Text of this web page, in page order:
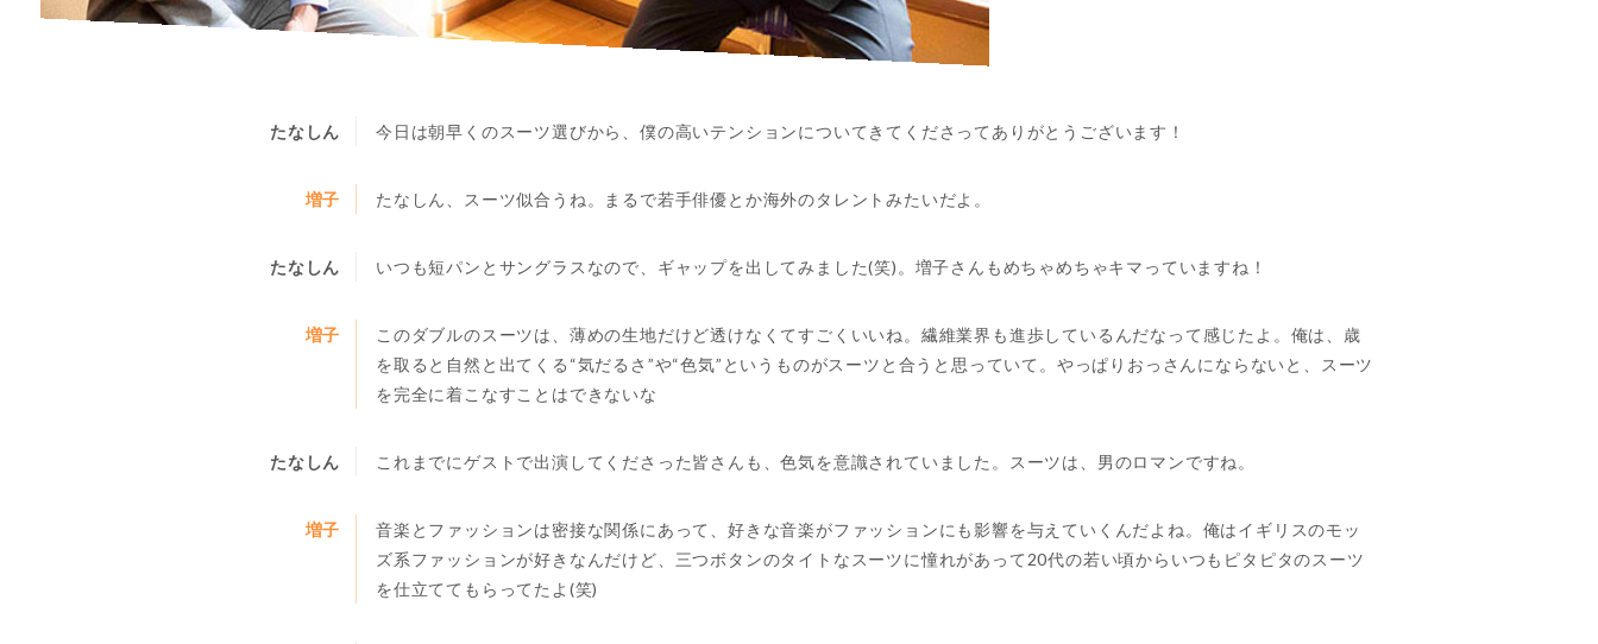
たなしん 今日は朝早くのスーツ選びから、僕の高いテンションについてきてくださってありがとうございます！
増子 たなしん、スーツ似合うね。まるで若手俳優とか海外のタレントみたいだよ。
たなしん いつも短パンとサングラスなので、ギャップを出してみました(笑)。増子さんもめちゃめちゃキマっていますね！
増子
このダブルのスーツは、薄めの生地だけど透けなくてすごくいいね。繊維業界も進歩しているんだなって感じたよ。俺は、歳
を取ると自然と出てくる“気だるさ”や“色気”というものがスーツと合うと思っていて。やっぱりおっさんにならないと、スーツ
を完全に着こなすことはできないな
たなしん これまでにゲストで出演してくださった皆さんも、色気を意識されていました。スーツは、男のロマンですね。
増子
音楽とファッションは密接な関係にあって、好きな音楽がファッションにも影響を与えていくんだよね。俺はイギリスのモッ
ズ系ファッションが好きなんだけど、三つボタンのタイトなスーツに憧れがあって20代の若い頃からいつもピタピタのスーツ
を仕立ててもらってたよ(笑)